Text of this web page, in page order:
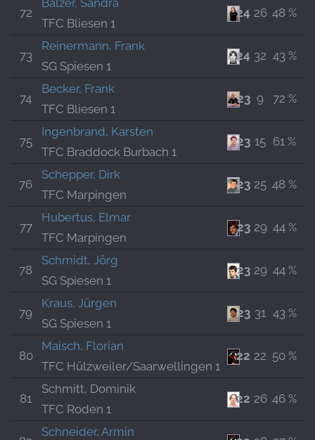
72
Balzer, Sandra
TFC Bliesen 1
24 26 48 %
73
Reinermann, Frank
SG Spiesen 1
24 32 43 %
74
Becker, Frank
TFC Bliesen 1
23 9 72 %
75
Ingenbrand, Karsten
TFC Braddock Burbach 1
23 15 61 %
76
Schepper, Dirk
TFC Marpingen
23 25 48 %
77
Hubertus, Elmar
TFC Marpingen
23 29 44 %
78
Schmidt, Jörg
SG Spiesen 1
23 29 44 %
79
Kraus, Jürgen
SG Spiesen 1
23 31 43 %
80
Maisch, Florian
TFC Hülzweiler/Saarwellingen 1
22 22 50 %
81
Schmitt, Dominik
TFC Roden 1
22 26 46 %
Schneider, Armin